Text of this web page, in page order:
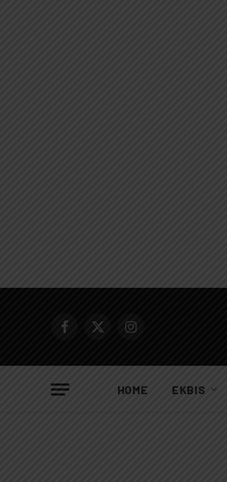
Facebook
X
Instagram
HOME EKBIS